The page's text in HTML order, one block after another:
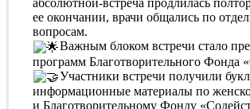
абсолютной-встреча продлилась
ее окончании, врачи общались по
вопросам.
Важным блоком встречи стало
программ Благотворительного Фонда
Участники встречи получили
информационные материалы по
и Благотворительному Фонду